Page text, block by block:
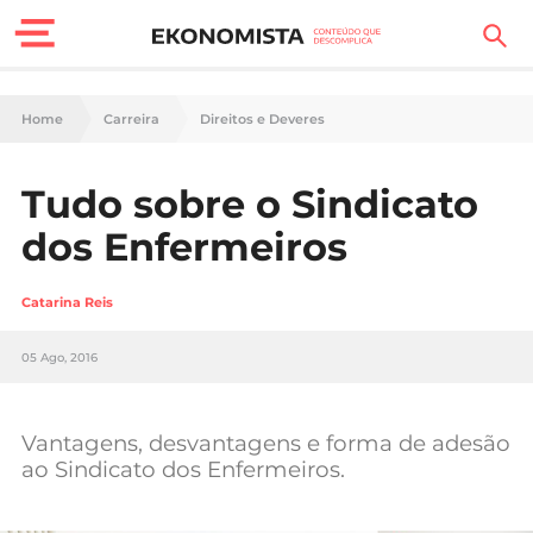
Finanças Pessoais
Carreira
Tecnologia
Home Carreira Direitos e Deveres
Tudo sobre o Sindicato
dos Enfermeiros
Catarina Reis
05 Ago, 2016
Vantagens, desvantagens e forma de adesão
ao Sindicato dos Enfermeiros.